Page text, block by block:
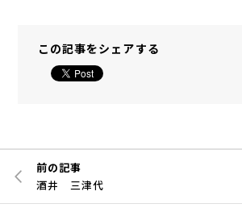
この記事をシェアする
前の記事
酒井 三津代